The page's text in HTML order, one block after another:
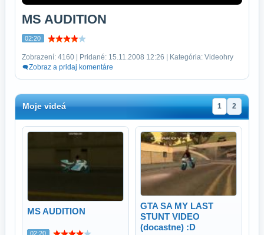
MS AUDITION
02:20
Zobrazení: 4160 | Pridané: 15.11.2008 12:26 | Kategória: Videohry
Zobraz a pridaj komentáre
Moje videá 1 2
MS AUDITION
02:20
GTA SA MY LAST
STUNT VIDEO
(docastne) :D